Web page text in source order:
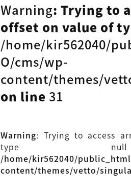
Warning: Trying to
offset on value of
/home/kir562040/
O/cms/wp-
content/themes/
on line31
Warning: Trying to access
type
/home/kir562040/
content/themes/vetto/